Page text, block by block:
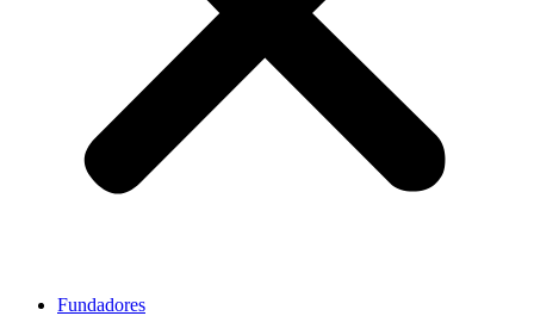
Fundadores